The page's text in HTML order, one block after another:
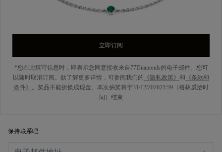
立即订阅
*您在此填写信息时，即表示您同意接收来自77Diamonds的电子邮件。您可
以随时取消订阅。欲了解更多详情，可参阅我们的 《隐私政策》 和 《条款和
条件》 。奖品不能折换成现金。本次抽奖将于31/12/202623:59（格林威治时
间）结束
保持联系吧